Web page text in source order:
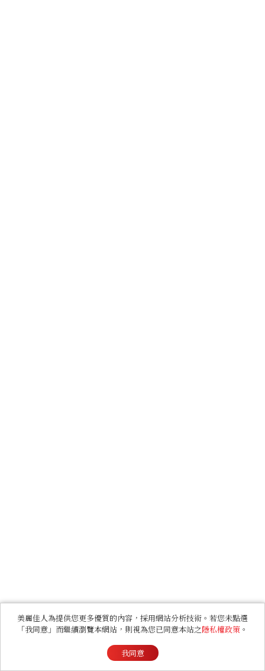
美麗佳人為提供您更多優質的內容，採用網站分析技術。若您未點選
「我同意」而繼續瀏覽本網站，則視為您已同意本站之隱私權政策 。
我同意